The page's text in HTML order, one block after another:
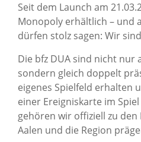
Seit dem Launch am
Monopoly erhältlich – und
dürfen stolz sagen: Wir
Die bfz DUA sind nicht nur
sondern gleich doppelt
eigenes Spielfeld erhalten
einer Ereigniskarte im
gehören wir offiziell zu
Aalen und die Region